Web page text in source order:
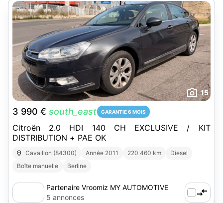
15
3 990 € south_east GARANTIE 6 MOIS
Citroën 2.0 HDI 140 CH EXCLUSIVE / KIT
DISTRIBUTION + PAE OK
Cavaillon (84300) Année 2011 220 460 km
Diesel
Boîte manuelle
Berline
Partenaire Vroomiz MY AUTOMOTIVE
5 annonces